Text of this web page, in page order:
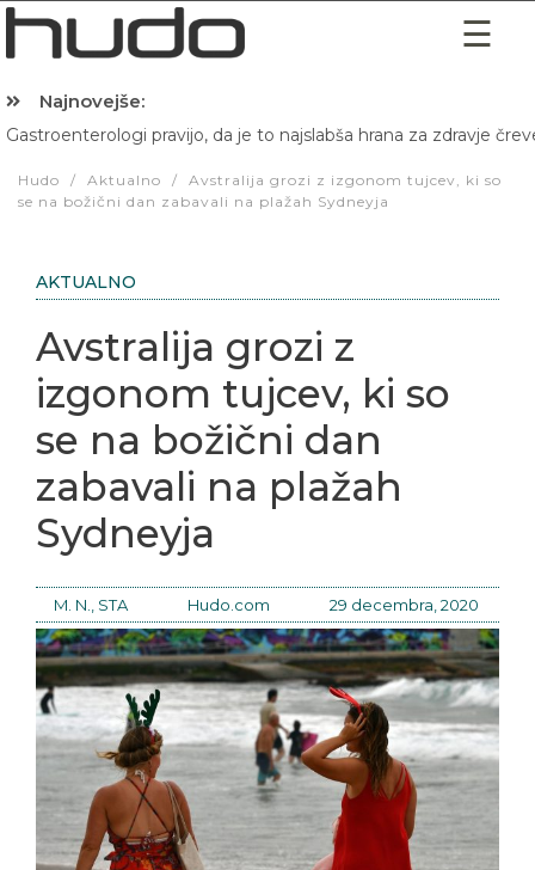
Najnovejše:
Gastroenterologi pravijo, da je to najslabša hrana za zdravje
Hudo / Aktualno /
Avstralija grozi z izgonom tujcev, ki so
se na božični dan zabavali na plažah Sydneyja
AKTUALNO
Avstralija grozi z
izgonom tujcev, ki so
se na božični dan
zabavali na plažah
Sydneyja
M. N., STA Hudo.com 29 decembra, 2020